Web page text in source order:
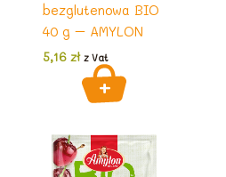
bezglutenowa BIO
40 g – AMYLON
5,16 zł z Vat